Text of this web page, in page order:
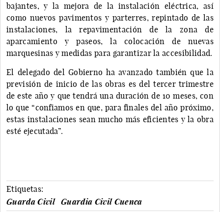
bajantes, y la mejora de la instalación eléctrica, así
como nuevos pavimentos y parterres, repintado de las
instalaciones, la repavimentación de la zona de
aparcamiento y paseos, la colocación de nuevas
marquesinas y medidas para garantizar la accesibilidad.
El delegado del Gobierno ha avanzado también que la
previsión de inicio de las obras es del tercer trimestre
de este año y que tendrá una duración de 10 meses, con
lo que “confiamos en que, para finales del año próximo,
estas instalaciones sean mucho más eficientes y la obra
esté ejecutada”.
Etiquetas:
Guarda Civil
Guardia Civil Cuenca